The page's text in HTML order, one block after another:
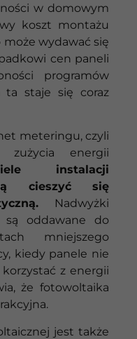
w domowym
koszt montażu
wydawać się
cen paneli
programów
ta staje się coraz
meteringu, czyli
zużycia energii
instalacji
cieszyć się
Nadwyżki
są oddawane do
mniejszego
kiedy panele nie
z energii
że fotowoltaika
jest także